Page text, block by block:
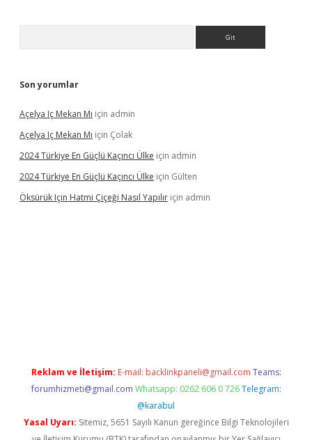
Son yorumlar
Açelya Iç Mekan Mı için admin
Açelya Iç Mekan Mı için Çolak
2024 Türkiye En Güçlü Kaçıncı Ülke için admin
2024 Türkiye En Güçlü Kaçıncı Ülke için Gülten
Öksürük Için Hatmi Çiçeği Nasıl Yapılır için admin
Reklam ve İletişim: E-mail: backlinkpaneli@gmail.com Teams:
forumhizmeti@gmail.com Whatsapp: 0262 606 0 726 Telegram:
@karabul
Yasal Uyarı: Sitemiz, 5651 Sayılı Kanun gereğince Bilgi Teknolojileri